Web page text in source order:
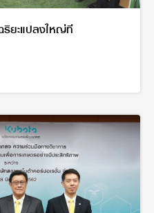
ริยะแปลงใหญ่ที